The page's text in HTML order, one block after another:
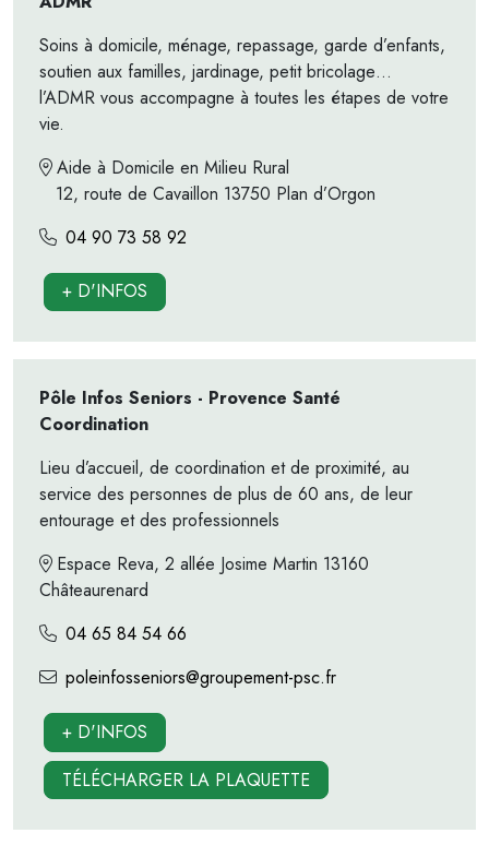
Soins à domicile, ménage, repassage, garde d’enfants,
soutien aux familles, jardinage, petit bricolage…
l’ADMR vous accompagne à toutes les étapes de votre
vie.
Aide à Domicile en Milieu Rural
12, route de Cavaillon 13750 Plan d’Orgon
04 90 73 58 92
+ D'INFOS
Pôle Infos Seniors - Provence Santé
Coordination
Lieu d’accueil, de coordination et de proximité, au
service des personnes de plus de 60 ans, de leur
entourage et des professionnels
Espace Reva, 2 allée Josime Martin 13160
Châteaurenard
04 65 84 54 66
poleinfosseniors@groupement-psc.fr
+ D'INFOS
TÉLÉCHARGER LA PLAQUETTE